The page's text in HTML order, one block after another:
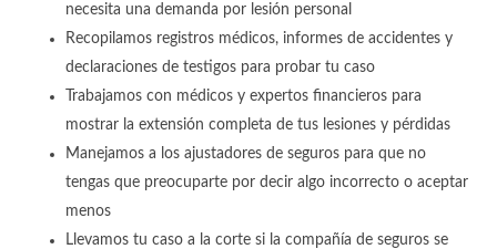
necesita una demanda por lesión personal
Recopilamos registros médicos, informes de accidentes y
declaraciones de testigos para probar tu caso
Trabajamos con médicos y expertos financieros para
mostrar la extensión completa de tus lesiones y pérdidas
Manejamos a los ajustadores de seguros para que no
tengas que preocuparte por decir algo incorrecto o aceptar
menos
Llevamos tu caso a la corte si la compañía de seguros se